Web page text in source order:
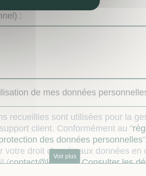
:
de mes données
recueillies sont utilisées pour la
client. Conformément au "
des données personnelles
votre droit d'accès aux données en
(contact@lokizi.fr).Consulter les
Voir plus